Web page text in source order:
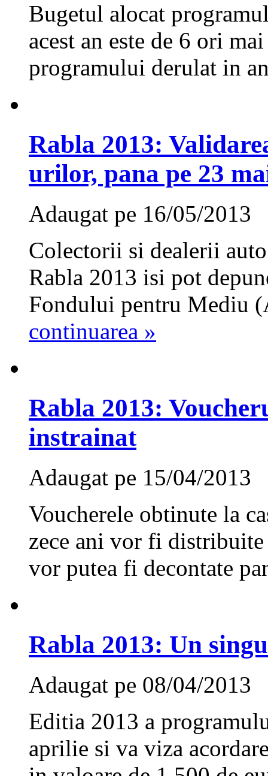
Bugetul alocat
acest an este de 6 ori
programului derulat in
Rabla 2013:
urilor, pana pe 23
Adaugat pe 16/05/2013
Colectorii si dealerii
Rabla 2013 isi pot
Fondului pentru Mediu
continuarea »
Rabla 2013:
instrainat
Adaugat pe 15/04/2013
Voucherele obtinute la
zece ani vor fi
vor putea fi decontate
Rabla 2013: Un
Adaugat pe 08/04/2013
Editia 2013 a
aprilie si va viza